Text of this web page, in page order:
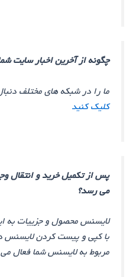
چگونه از آخرین اخبار سایت
ما را در شبکه های مختلف
کلیک کنید
پس از تکمیل خرید و انتقال
می رسد؟
لایسنس محصول و جزییات به
با کپی و پیست کردن لایسنس
مربوط به لایسنس شما فعال